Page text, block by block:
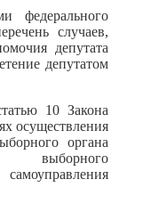
федерального
случаев,
депутата
депутатом
10 Закона
осуществления
органа
выборного